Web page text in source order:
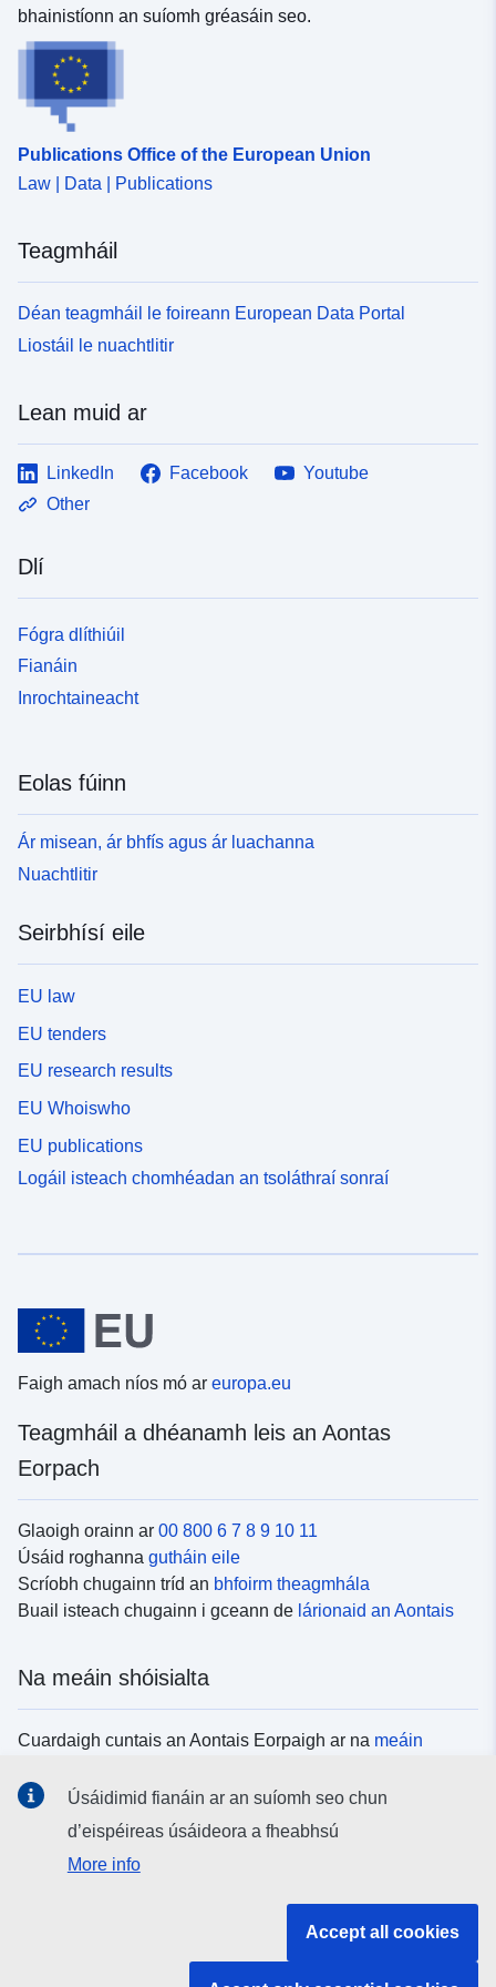
bhainistíonn an suíomh gréasáin seo.
Publications Office of the European Union
Law | Data | Publications
Teagmháil
Déan teagmháil le foireann European Data Portal
Liostáil le nuachtlitir
Lean muid ar
LinkedIn Facebook
Youtube
Other
Dlí
Fógra dlíthiúil
Fianáin
Inrochtaineacht
Eolas fúinn
Ár misean, ár bhfís agus ár luachanna
Nuachtlitir
Seirbhísí eile
EU law
EU tenders
EU research results
EU Whoiswho
EU publications
Logáil isteach chomhéadan an tsoláthraí sonraí
Faigh amach níos mó ar europa.eu
Teagmháil a dhéanamh leis an Aontas
Eorpach
Glaoigh orainn ar 00 800 6 7 8 9 10 11
Úsáid roghanna gutháin eile
Scríobh chugainn tríd an bhfoirm theagmhála
Buail isteach chugainn i gceann de lárionaid an Aontais
Na meáin shóisialta
Cuardaigh cuntais an Aontais Eorpaigh ar na meáin
Úsáidimid fianáin ar an suíomh seo chun
d’eispéireas úsáideora a fheabhsú
More info
Accept all cookies